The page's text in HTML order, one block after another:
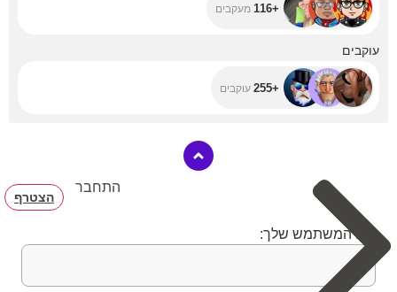
+116 מעקבים
עוקבים
+255 עוקבים
התחבר
הצטרף
שם המשתמש שלך: